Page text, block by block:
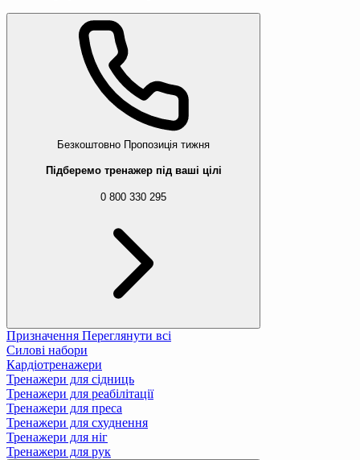
Безкоштовно Пропозиція тижня
Підберемо тренажер під ваші цілі
0 800 330 295
Призначення Переглянути всі
Силові набори
Кардіотренажери
Тренажери для сідниць
Тренажери для реабілітації
Тренажери для преса
Тренажери для схуднення
Тренажери для ніг
Тренажери для рук